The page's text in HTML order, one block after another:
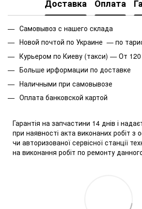
Доставка Оплата
Самовывоз с нашего склада
Новой почтой по Украине — по
Курьером по Киеву (такси) — От 120
Больше ирформации по доставке
Наличными при самовывозе
Оплата банковской картой
Гарантія на запчастини 14 днів і
при наявності акта виконаних робіт з
чи авторизованої сервісної станції
на виконання робіт по ремонту